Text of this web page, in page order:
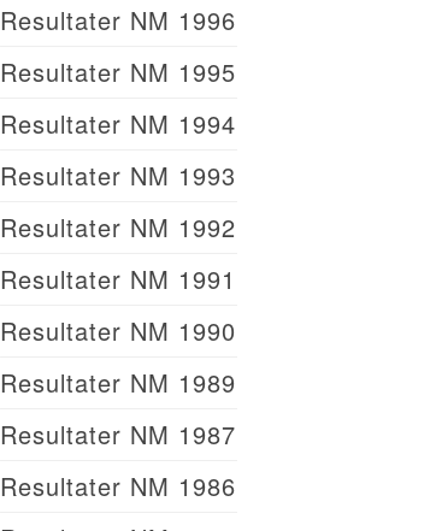
Resultater NM 1996
Resultater NM 1995
Resultater NM 1994
Resultater NM 1993
Resultater NM 1992
Resultater NM 1991
Resultater NM 1990
Resultater NM 1989
Resultater NM 1987
Resultater NM 1986